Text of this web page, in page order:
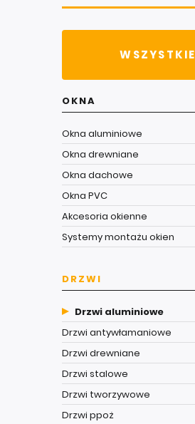
WSZYSTKIE
OKNA
Okna aluminiowe
Okna drewniane
Okna dachowe
Okna PVC
Akcesoria okienne
Systemy montażu okien
DRZWI
Drzwi aluminiowe
Drzwi antywłamaniowe
Drzwi drewniane
Drzwi stalowe
Drzwi tworzywowe
Drzwi ppoż